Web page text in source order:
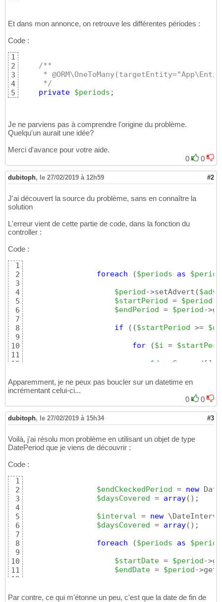
Et dans mon annonce, on retrouve les différentes périodes :
Code :
1
2
3
4
5
/**
*
*/
private $periods ;
Je ne parviens pas à comprendre l'origine du problème.
Quelqu'un aurait une idée?
Merci d'avance pour votre aide.
0
0
dubitoph, le 27/02/2019 à 12h59 #2
J'ai découvert la source du problème, sans en connaître la
solution
L'erreur vient de cette partie de code, dans la fonction du
controller :
Code :
1
2
3
4
5
6
7
8
9
10
11
12
14
15
foreach ($periods as $period
$period ->setAdvert (
$startPeriod
= $period -
$endPeriod
= $period -
if
( ($startPeriod >=
for
($i =
$daysCovered [ ]
}
Apparemment, je ne peux pas boucler sur un datetime en
incrémentant celui-ci...
0
0
dubitoph, le 27/02/2019 à 15h34 #3
Voilà, j'ai résolu mon problème en utilisant un objet de type
DatePeriod que je viens de découvrir :
Code :
1
2
3
4
5
6
7
8
9
10
11
12
14
$endCkeckedPeriod = new
$daysCovered
= array( ) ;
$interval = new
$daysCovered
= array( ) ;
foreach
($periods as $period
$startDate = $period -
$endDate = $period -
Par contre, ce qui m'étonne un peu, c'est que la date de fin de